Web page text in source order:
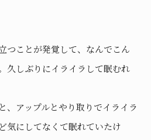
つことが発覚して、なんでこん
久しぶりにイライラして眠むれ
、アップルとやり取りでイライラ
気にしてなくて眠れていたけ